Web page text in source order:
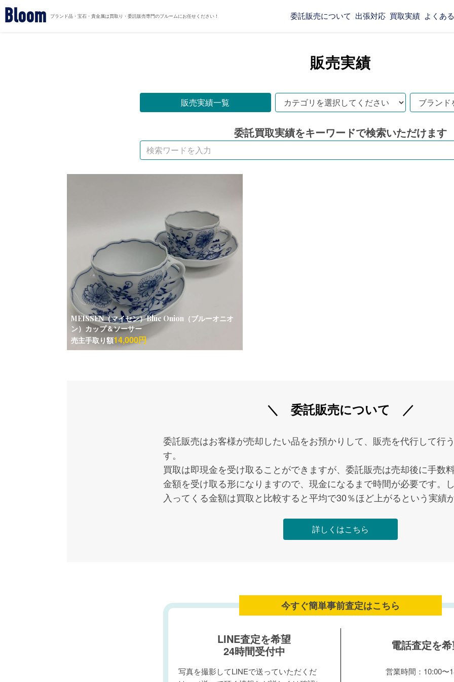
Bloom ブランド品・宝石・貴金属は買取り・委託販売専門のブルームにお任せください！ 委託販売について 出張対応 買取実績 よくあ
販売実績
販売実績一覧
委託買取実績をキーワードで検索いただけます
MEISSEN（マイセン）Blue Onion（ブルーオニオ
ン）カップ＆ソーサー
売主手取り額14,000円
＼ 委託販売について ／
委託販売はお客様が売却したい品をお預かりして、販売を代行して行
す。
買取は即現金を受け取ることができますが、委託販売は売却後に手数
金額を受け取る形になりますので、現金になるまで時間が必要です。
入ってくる金額は買取と比較すると平均で30％ほど上がるという実績
詳しくはこちら
今すぐ簡単事前査定はこちら
LINE査定を希望
24時間受付中
写真を撮影してLINEで送っていただくだ
電話査定を
営業時間：10:00〜